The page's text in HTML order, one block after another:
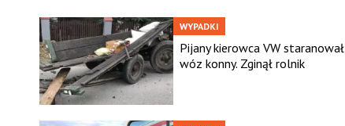
WYPADKI
Pijany kierowca VW staranował
wóz konny. Zginął rolnik